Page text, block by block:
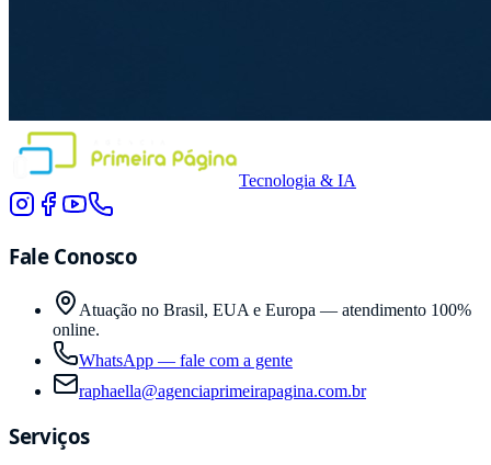
Tecnologia & IA
Fale Conosco
Atuação no Brasil, EUA e Europa — atendimento 100%
online.
WhatsApp — fale com a gente
raphaella@agenciaprimeirapagina.com.br
Serviços